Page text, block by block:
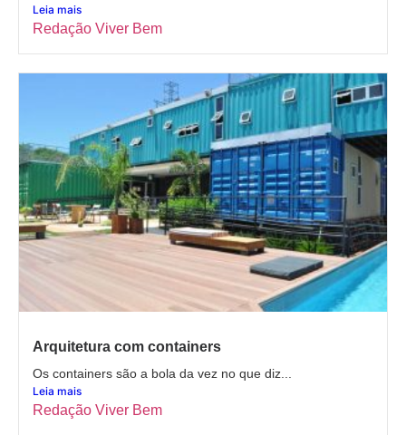
Leia mais
Redação Viver Bem
Arquitetura com containers
Os containers são a bola da vez no que diz...
Leia mais
Redação Viver Bem